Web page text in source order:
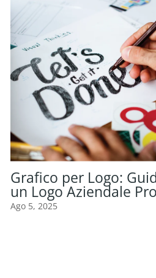
Grafico per Logo:
un Logo Aziendale
Ago 5, 2025